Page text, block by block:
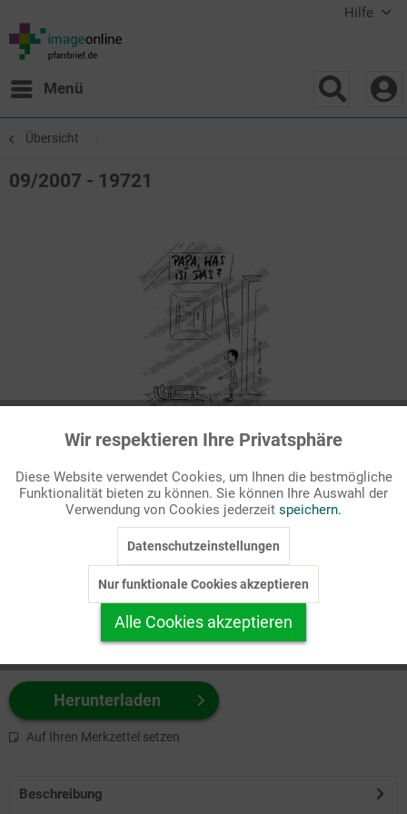
Hilfe
Menü
Übersicht
09/2007 - 19721
Passende Stichworte
Gesellschaft/Politik, Witz
zuerst Ihr Produktformat aus.
z.B. Farbe-Grafik, Schwarz-Weiß-Grafik, mit/ohne Text ...
Herunterladen
Auf Ihren Merkzettel setzen
Beschreibung
Funktionale Aktiv
Marketing Inaktiv
Personalisierung Inaktiv
Service
Wir respektieren Ihre Privatsphäre
Diese Website verwendet Cookies, um Ihnen die bestmögliche
Funktionalität bieten zu können. Sie können Ihre Auswahl der
Verwendung von Cookies jederzeit speichern.
Datenschutzeinstellungen
Nur funktionale Cookies akzeptieren
Alle Cookies akzeptieren